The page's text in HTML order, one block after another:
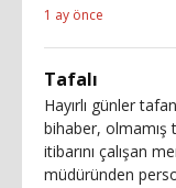
1 ay önce
Tafalı
Hayırlı günler
bihaber, olmamış
itibarını çalışan
müdüründen